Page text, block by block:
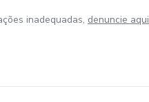
inadequadas, denuncie aqui